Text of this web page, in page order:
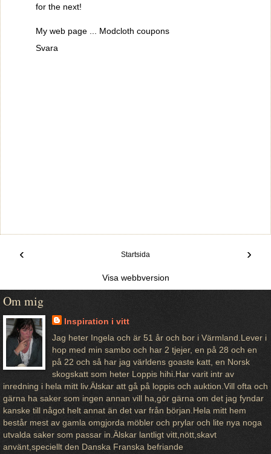
for the next!
My web page ... Modcloth coupons
Svara
‹ ›
Startsida
Visa webbversion
Om mig
Inspiration i vitt
Jag heter Ingela och är 51 år och bor i Värmland.Lever i
hop med min sambo och har 2 tjejer, en på 28 och en
på 22 och så har jag världens goaste katt, en Norsk
skogskatt som heter Loppis hihi.Har varit intr av
inredning i hela mitt liv.Älskar att gå på loppis och auktion.Vill ofta och
gärna ha saker som ingen annan vill ha,gör gärna om det jag fyndar
kanske till något helt annat än det var från början.Hela mitt hem
består mest av gamla omgjorda möbler och prylar och lite nya noga
utvalda saker som passar in.Älskar lantligt vitt,nött,skavt
använt,speciellt den Danska Franska befriande